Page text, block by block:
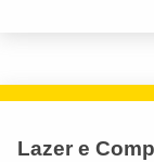
Lazer e